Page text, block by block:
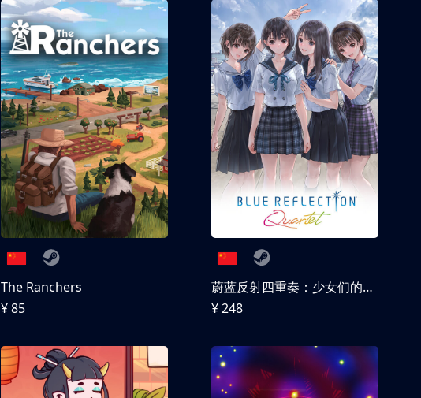
The Ranchers
¥ 85
蔚蓝反射四重奏：少女们的奇迹
¥ 248